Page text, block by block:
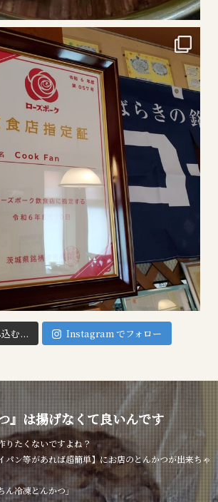
む... Instagram でフォロー
』は揚げなくて良いんです
りたくないですよね？
パン等があれば超簡単】にお店のとんかつが出来ちゃ
ん冷凍とんかつ」